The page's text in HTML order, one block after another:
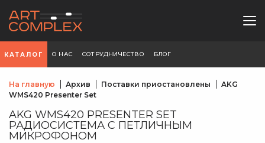
КАТАЛОГ О НАС СОТРУДНИЧЕСТВО БЛОГ
На главную Архив Поставки приостановлены
AKG
WMS420 Presenter Set
AKG WMS420 PRESENTER SET
РАДИОСИСТЕМА С ПЕТЛИЧНЫМ
МИКРОФОНОМ